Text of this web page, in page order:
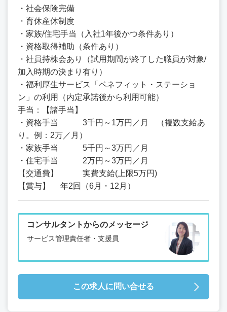
・社会保険完備
・育休産休制度
・家族/住宅手当（入社1年後かつ条件あり）
・資格取得補助（条件あり）
・社員持株会あり（試用期間が終了した職員が対象/
加入時期の決まり有り）
・福利厚生サービス「ベネフィット・ステーショ
ン」の利用（内定承諾後から利用可能）
手当：【諸手当】
・資格手当 3千円～1万円／月 （複数支給あ
り。例：2万／月）
・家族手当 5千円～3万円／月
・住宅手当 2万円～3万円／月
【交通費】 実費支給(上限5万円)
【賞与】 年2回（6月・12月）
コンサルタントからのメッセージ
サービス管理責任者・支援員
この求人に問い合せる